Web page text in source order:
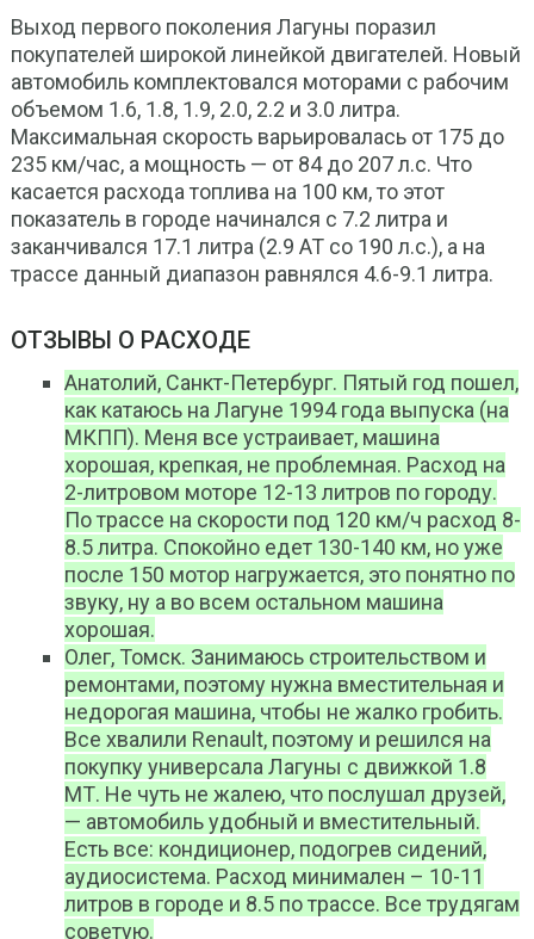
Выход первого поколения Лагуны поразил
покупателей широкой линейкой двигателей. Новый
автомобиль комплектовался моторами с рабочим
объемом 1.6, 1.8, 1.9, 2.0, 2.2 и 3.0 литра.
Максимальная скорость варьировалась от 175 до
235 км/час, а мощность — от 84 до 207 л.с. Что
касается расхода топлива на 100 км, то этот
показатель в городе начинался с 7.2 литра и
заканчивался 17.1 литра (2.9 АТ со 190 л.с.), а на
трассе данный диапазон равнялся 4.6-9.1 литра.
ОТЗЫВЫ О РАСХОДЕ
Анатолий, Санкт-Петербург. Пятый год пошел,
как катаюсь на Лагуне 1994 года выпуска (на
МКПП). Меня все устраивает, машина
хорошая, крепкая, не проблемная. Расход на
2-литровом моторе 12-13 литров по городу.
По трассе на скорости под 120 км/ч расход 8-
8.5 литра. Спокойно едет 130-140 км, но уже
после 150 мотор нагружается, это понятно по
звуку, ну а во всем остальном машина
хорошая.
Олег, Томск. Занимаюсь строительством и
ремонтами, поэтому нужна вместительная и
недорогая машина, чтобы не жалко гробить.
Все хвалили Renault, поэтому и решился на
покупку универсала Лагуны с движкой 1.8
МТ. Не чуть не жалею, что послушал друзей,
— автомобиль удобный и вместительный.
Есть все: кондиционер, подогрев сидений,
аудиосистема. Расход минимален – 10-11
литров в городе и 8.5 по трассе. Все трудягам
советую.